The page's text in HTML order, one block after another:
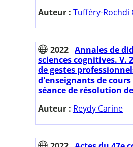
Auteur : Tufféry-Rochdi
2022 Annales de
sciences cognitives. V.
de gestes
d'enseignants de
séance de résolution
Auteur : Reydy Carine